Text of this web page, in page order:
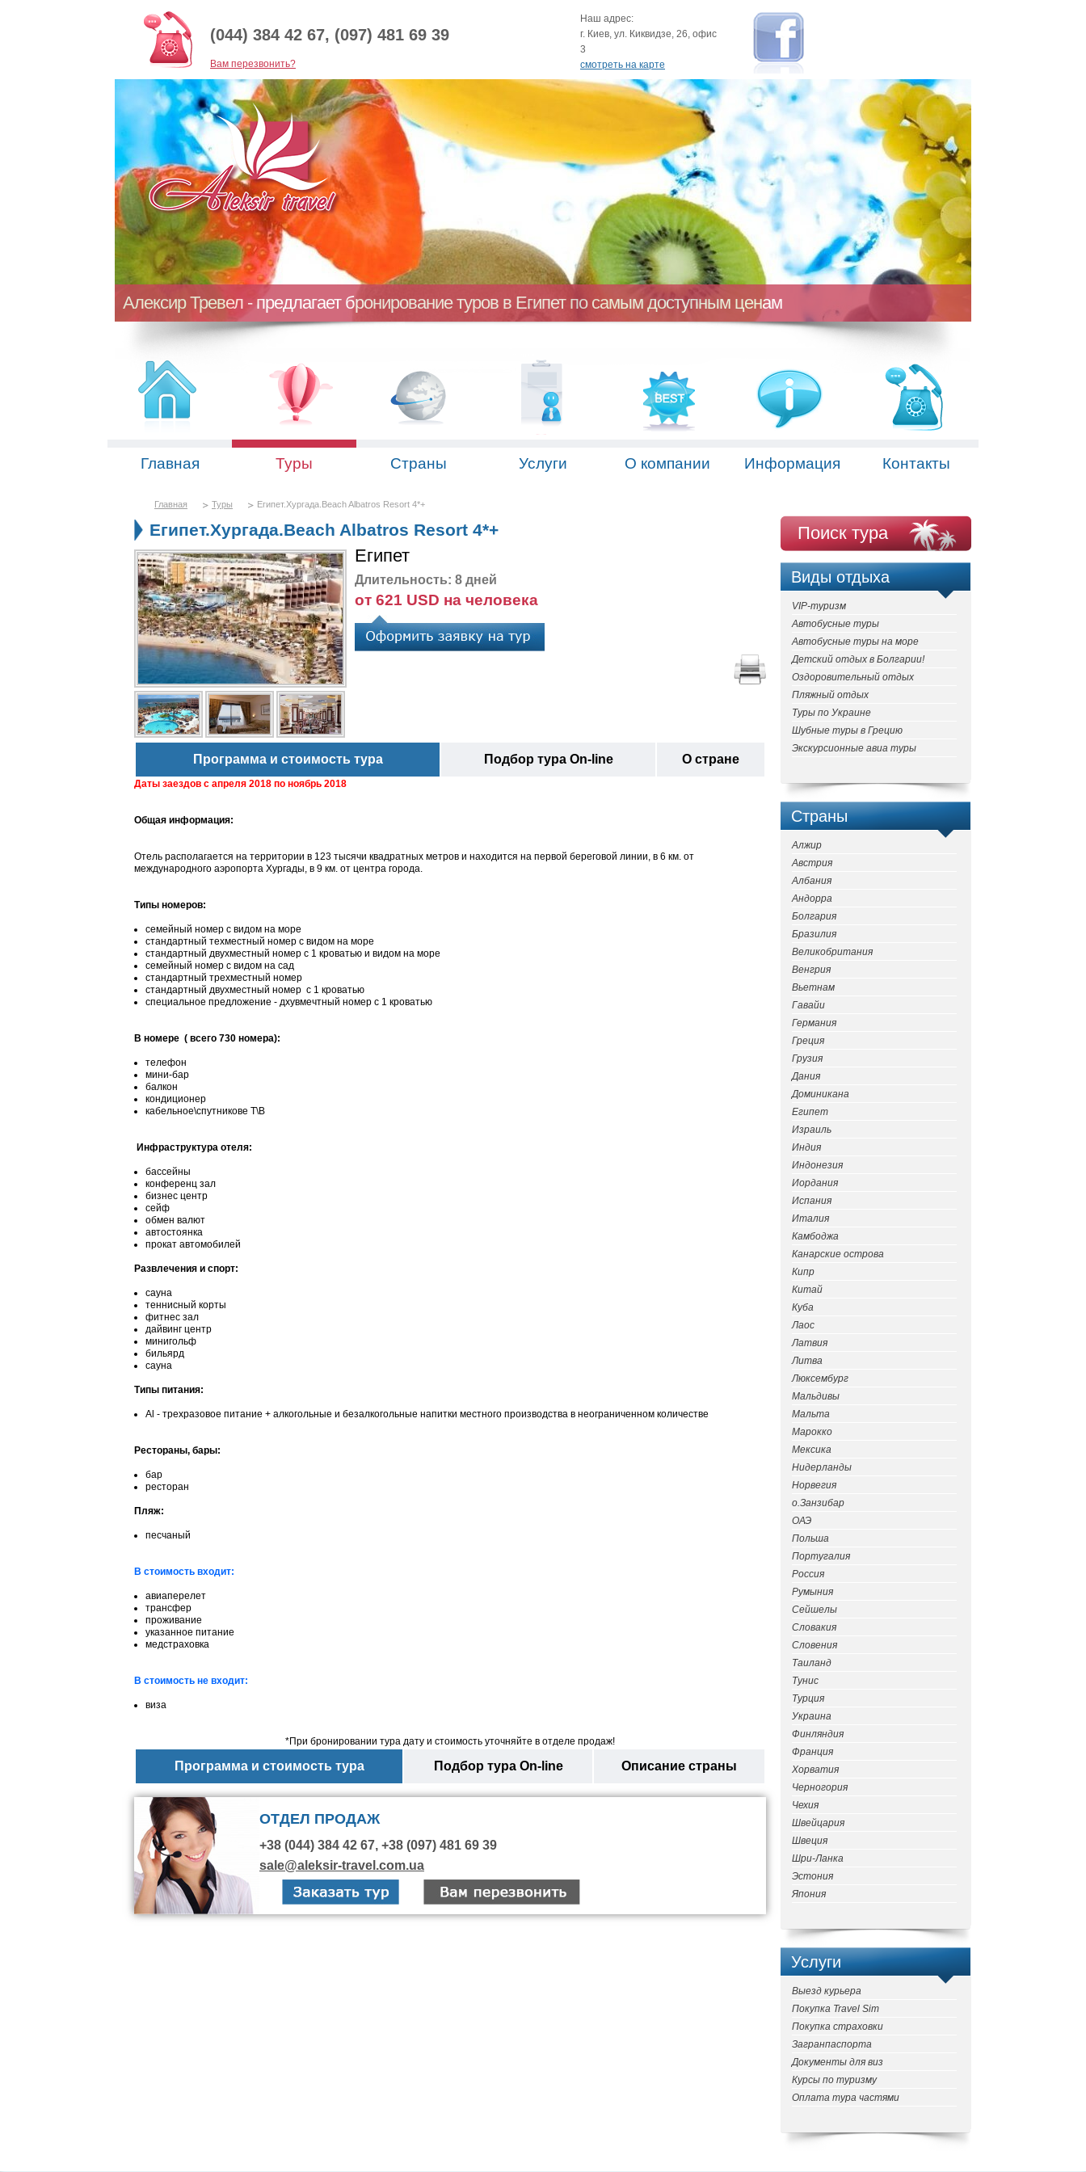
(044) 384 42 67, (097) 481 69 39
Baм перезвонить?
Наш адрес:
г. Киев, ул. Киквидзе, 26, офис
3
смотреть на карте
Алексир Тревел - предлагает бронирование туров в Египет по самым доступным ценам
Главная Туры Страны Услуги О компании Информация Контакты
Главная Туры Египет.Хургада.Beach Albatros Resort 4*+
Египет.Хургада.Beach Albatros Resort 4*+
Египет
Длительность: 8 дней
от 621 USD на человека
Программа и стоимость тура Подбор тура On-line О стране
Даты заездов с апреля 2018 по ноябрь 2018
Общая информация:
Отель располагается на территории в 123 тысячи квадратных метров и находится на первой береговой линии, в 6 км. от
международного аэропорта Хургады, в 9 км. от центра города.
Типы номеров:
семейный номер с видом на море
стандартный техместный номер с видом на море
стандартный двухместный номер с 1 кроватью и видом на море
семейный номер с видом на сад
стандартный трехместный номер
стандартный двухместный номер с 1 кроватью
специальное предложение - дхувмечтный номер с 1 кроватью
В номере ( всего 730 номера):
телефон
мини-бар
балкон
кондиционер
кабельное\спутникове Т\В
Инфраструктура отеля:
бассейны
конференц зал
бизнес центр
сейф
обмен валют
автостоянка
прокат автомобилей
Развлечения и спорт:
сауна
теннисный корты
фитнес зал
дайвинг центр
минигольф
бильярд
сауна
Типы питания:
Al - трехразовое питание + алкогольные и безалкогольные напитки местного производства в неограниченном количестве
Рестораны, бары:
бар
ресторан
Пляж:
песчаный
В стоимость входит:
авиаперелет
трансфер
проживание
указанное питание
медстраховка
В стоимость не входит:
виза
*При бронировании тура дату и стоимость уточняйте в отделе продаж!
Программа и стоимость тура Подбор тура On-line Описание страны
ОТДЕЛ ПРОДАЖ
+38 (044) 384 42 67, +38 (097) 481 69 39
sale@aleksir-travel.com.ua
Поиск тура
Виды отдыха
VIP-туризм
Автобусные туры
Автобусные туры на море
Детский отдых в Болгарии!
Оздоровительный отдых
Пляжный отдых
Туры по Украине
Шубные туры в Грецию
Экскурсионные авиа туры
Страны
Алжир
Австрия
Албания
Андорра
Болгария
Бразилия
Великобритания
Венгрия
Вьетнам
Гавайи
Германия
Греция
Грузия
Дания
Доминикана
Египет
Израиль
Индия
Индонезия
Иордания
Испания
Италия
Камбоджа
Канарские острова
Кипр
Китай
Куба
Лаос
Латвия
Литва
Люксембург
Мальдивы
Мальта
Марокко
Мексика
Нидерланды
Норвегия
о.Занзибар
ОАЭ
Польша
Португалия
Россия
Румыния
Сейшелы
Словакия
Словения
Таиланд
Тунис
Турция
Украина
Финляндия
Франция
Хорватия
Черногория
Чехия
Швейцария
Швеция
Шри-Ланка
Эстония
Япония
Услуги
Выезд курьера
Покупка Travel Sim
Покупка страховки
Загранпаспорта
Документы для виз
Курсы по туризму
Оплата тура частями